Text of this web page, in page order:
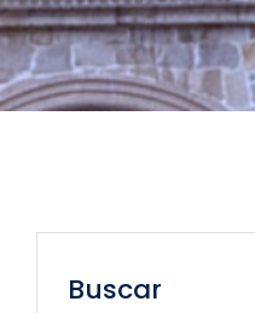
Buscar